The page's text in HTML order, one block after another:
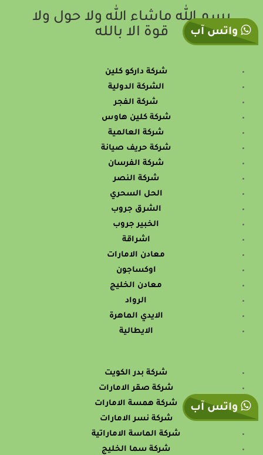
واتس آب
واتس آب
بسم الله ماشاء الله ولا حول ولا
قوة الا بالله
شركة داركو كلين
الشركة الدولية
شركة الفجر
شركة كلين هاوس
شركة العالمية
شركة حريف صيانة
شركة الفرسان
شركة النصر
الحل السحري
الشرق جروب
الخبير جروب
اشراقة
معادن الامارات
اوكساجون
معادن الخليج
الرواد
الايدي الماهرة
الايطالية
شركة بدر الكويت
شركة صقر الامارات
شركة همسة الامارات
شركة نسر الامارات
شركة الماسة الاماراتية
شركة سما الخليج